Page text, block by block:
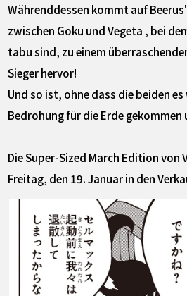
Währenddessen kommt auf
zwischen Goku und Vegeta , bei
tabu sind, zu einem
Sieger hervor!
Und so ist, ohne dass die beiden
Bedrohung für die Erde gekommen
Die Super-Sized March Edition von
Freitag, den 19. Januar in den